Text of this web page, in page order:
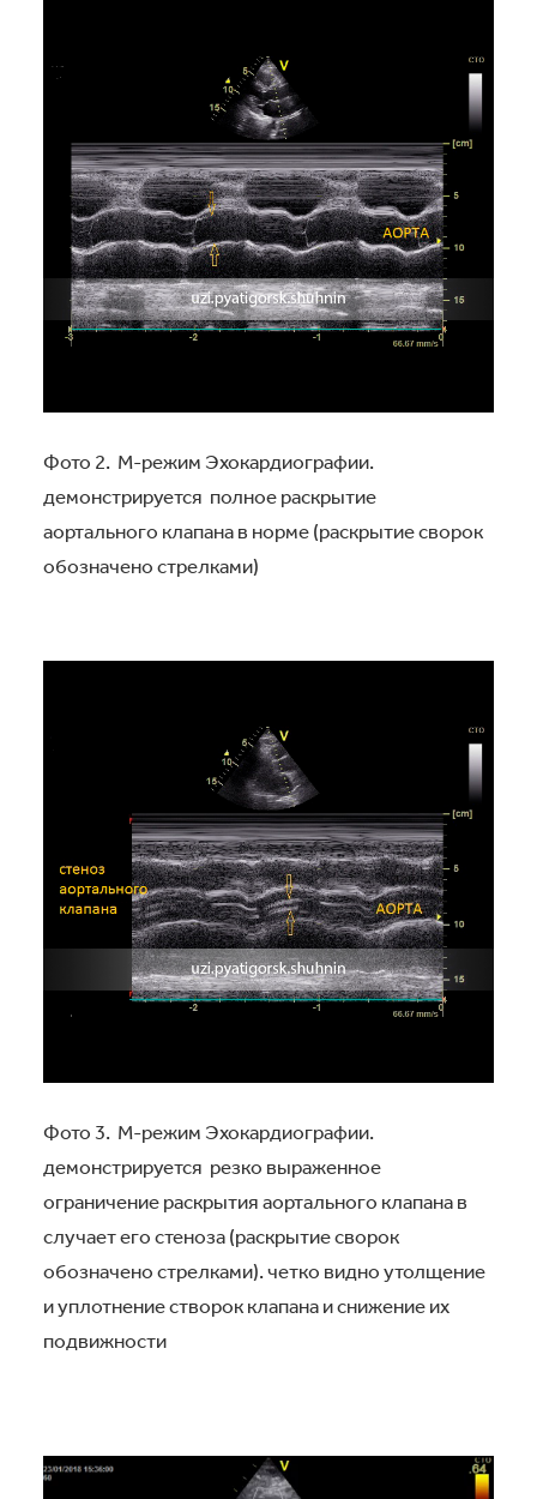
Фото 2. М-режим Эхокардиографии.
демонстрируется полное раскрытие
аортального клапана в норме (раскрытие сворок
обозначено стрелками)
Фото 3. М-режим Эхокардиографии.
демонстрируется резко выраженное
ограничение раскрытия аортального клапана в
случает его стеноза (раскрытие сворок
обозначено стрелками). четко видно утолщение
и уплотнение створок клапана и снижение их
подвижности